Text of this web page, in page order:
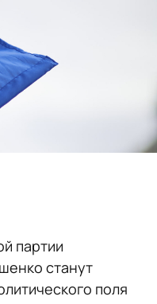
партии
станут
поля